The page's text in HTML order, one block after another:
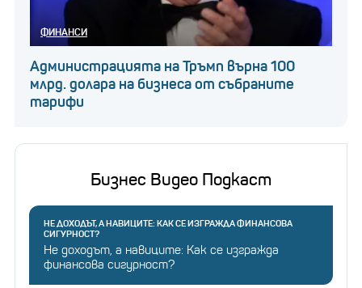
ФИНАНСИ
Администрацията на Тръмп върна 100
млрд. долара на бизнеса от събраните
тарифи
Бизнес Видео Подкаст
НЕ ДОХОДЪТ, А НАВИЦИТЕ: КАК СЕ ИЗГРАЖДА ФИНАНСОВА
СИГУРНОСТ?
Не доходът, а навиците: Как се изгражда
финансова сигурност?